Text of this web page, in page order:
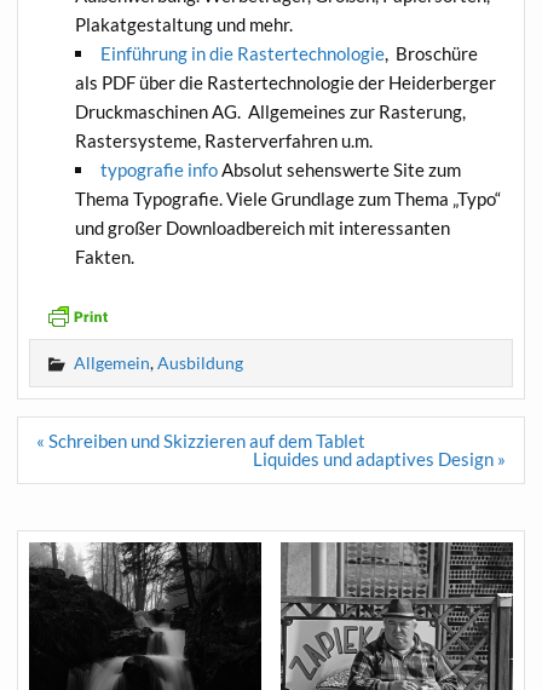
Plakatgestaltung und mehr.
Einführung in die Rastertechnologie, Broschüre
als PDF über die Rastertechnologie der Heiderberger
Druckmaschinen AG. Allgemeines zur Rasterung,
Rastersysteme, Rasterverfahren u.m.
typografie infoAbsolut sehenswerte Site zum
Thema Typografie. Viele Grundlage zum Thema „Typo“
und großer Downloadbereich mit interessanten
Fakten.
Allgemein,Ausbildung
Beitragsnavigation
« Schreiben und Skizzieren auf dem Tablet
Liquides und adaptives Design »